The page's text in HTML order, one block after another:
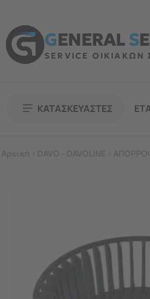
GENERALS
SERVICE
ΚΑΤΑΣΚΕΥΑΣΤΕΣ